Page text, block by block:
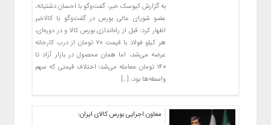
به گزارش کیوسک خبر، گفت‌وگو با احسان دشتیانه،
عضو شورای عالی بورس در گفت‌وگو با کالاخبر
اظهار کرد: قبل از راه‌اندازی بورس کالا و در دوره‌ای،
هر کیلو فولاد با قیمت ۷۰ تومان از درب کارخانه
عرضه می‌شد، اما همان محصول در بازار آزاد تا
۱۴۰ تومان معامله می‌شد؛ اختلاف قیمتی که سهم
واسطه‌ها بود، […]
معاون اجرایی بورس کالای ایران: